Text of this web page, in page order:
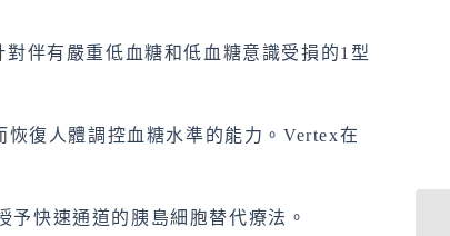
伴有嚴重低血糖和低血糖意識受損的1型
復人體調控血糖水準的能力。Vertex在
快速通道的胰島細胞替代療法。